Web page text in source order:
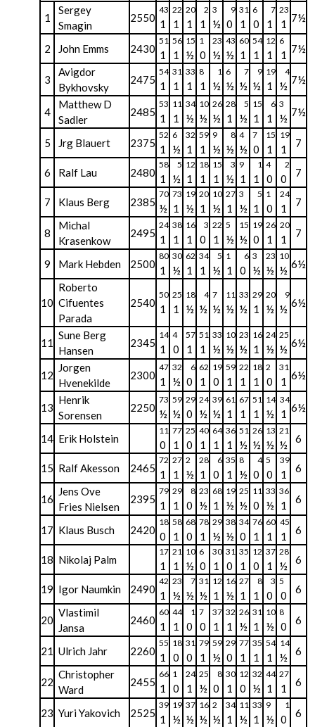
1
Sergey
Smagin
2550
43
1
22
1
20
1
2
1
3
½
9
0
31
1
6
0
7
1
23
1 7½
2 John Emms 2430
51
1
56
1
15
½
1
0
23
½
43
½
60
1
54
1
12
1
6
1 7½
3
Avigdor
Bykhovsky
2475
54
1
31
1
33
1
8
1
1
½
6
½
7
½
9
½
19
1
4
½ 7½
4
Matthew D
Sadler
2485
53
1
11
1
34
½
10
½
26
½
28
1
5
½
15
1
6
1
3
½ 7½
5 Jrg Blauert 2375
52
1
6
½
32
1
59
1
9
½
8
½
4
½
7
0
15
1
19
1 7
6 Ralf Lau 2480
58
1
5
½
12
1
18
1
15
1
3
½
9
1
1
1
4
0
2
0 7
7 Klaus Berg 2385
70
½
73
1
19
½
20
1
10
½
27
1
3
½
5
1
1
0
24
1 7
8
Michal
Krasenkow
2495
24
1
38
1
16
1
3
0
22
1
5
½
15
½
19
0
26
1
20
1 7
9 Mark Hebden 2500
80
1
30
½
62
1
34
1
5
½
1
1
6
0
3
½
23
½
10
½ 6½
10
Roberto
Cifuentes
Parada
2540
50
1
25
1
18
½
4
½
7
½
11
½
33
½
29
1
20
½
9
½ 6½
11
Sune Berg
Hansen
2345
14
1
4
0
57
1
51
1
33
½
10
½
23
½
16
1
24
½
25
½ 6½
12
Jorgen
Hvenekilde
2300
47
1
32
½
6
0
62
1
19
0
59
1
22
1
18
1
2
0
31
1 6½
13
Henrik
Sorensen
2250
73
½
59
½
29
0
24
½
39
½
61
1
67
1
51
1
14
½
34
1 6½
14 Erik Holstein
11
0
77
1
25
0
40
1
64
1
36
1
51
½
26
½
13
½
21
½ 6
15 Ralf Akesson 2465
72
1
27
1
2
½
28
1
6
0
35
1
8
½
4
0
5
0
39
1 6
16
Jens Ove
Fries Nielsen
2395
79
1
29
1
8
0
23
½
68
1
19
½
25
½
11
0
33
½
36
1 6
17 Klaus Busch 2420
18
0
58
1
68
0
78
1
29
½
38
½
34
0
76
1
60
1
45
1 6
18 Nikolaj Palm
17
1
21
1
10
½
6
0
30
1
31
0
35
1
12
0
37
1
28
½ 6
19 Igor Naumkin 2490
42
1
23
½
7
½
31
½
12
1
16
½
27
1
8
1
3
0
5
0 6
20
Vlastimil
Jansa
2460
60
1
44
1
1
0
7
0
37
1
32
1
26
½
31
1
10
½
8
0 6
21 Ulrich Jahr 2260
55
1
18
0
31
0
79
1
59
½
29
0
77
1
35
1
54
1
14
½ 6
22
Christopher
Ward
2455
66
1
1
0
24
1
25
½
8
0
30
1
12
0
32
½
44
1
27
1 6
23 Yuri Yakovich 2525
39
1
19
½
37
½
16
½
2
½
34
1
11
½
33
1
9
½
1
0 6